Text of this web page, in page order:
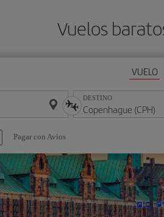
Vuelos
VUELO
DESTINO
Pagar con Avios